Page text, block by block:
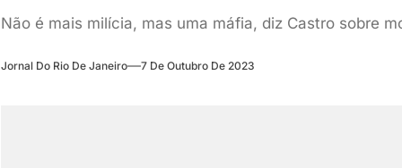
Não é mais milícia, mas uma máfia, diz Castro sobre
Jornal Do Rio De Janeiro 7 De Outubro De 2023